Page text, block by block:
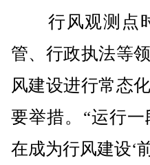
行风观测点时
管、行政执法等
风建设进行常态
要举措。“运行
在成为行风建设‘